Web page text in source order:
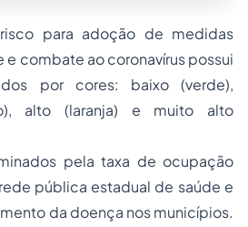
para adoção de medidas
e combate ao coronavírus possui
por cores: baixo (verde),
alto (laranja) e muito alto
pela taxa de ocupação
pública estadual de saúde e
da doença nos municípios.